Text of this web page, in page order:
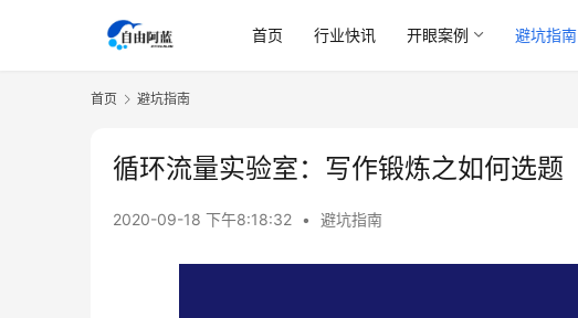
首页 行业快讯 开眼案例 避坑指南
首页 避坑指南
循环流量实验室：写作锻炼之如何选题
2020-09-18 下午8:18:32 • 避坑指南